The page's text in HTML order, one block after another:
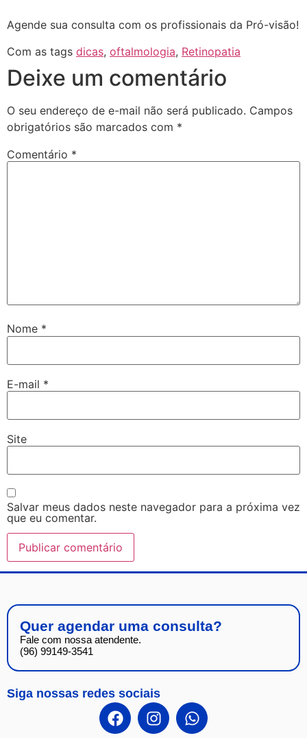
Agende sua consulta com os profissionais da Pró-visão!
Com as tags dicas, oftalmologia, Retinopatia
Deixe um comentário
O seu endereço de e-mail não será publicado. Campos
obrigatórios são marcados com *
Comentário *
Nome *
E-mail *
Site
Salvar meus dados neste navegador para a próxima vez
que eu comentar.
Quer agendar uma consulta?
Fale com nossa atendente.
(96) 99149-3541
Siga nossas redes sociais